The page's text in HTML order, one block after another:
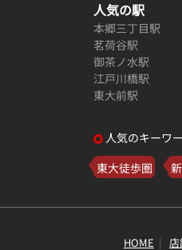
人気の駅
本郷三丁目駅
茗荷谷駅
御茶ノ水駅
江戸川橋駅
東大前駅
人気のキーワ
東大徒歩圏
HOME